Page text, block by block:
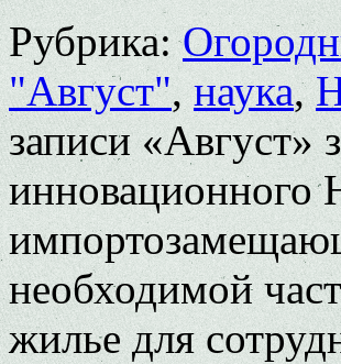
Рубрика:
"Август",наука,
записи «Август»
инновационного
необходимой
жилье для